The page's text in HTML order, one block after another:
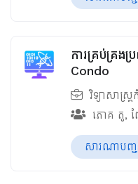
ការគ្រប់គ្រង
Condo
វិទ្យាសាស្ត្
ភោគ តូ,
សារណាបញ្ច